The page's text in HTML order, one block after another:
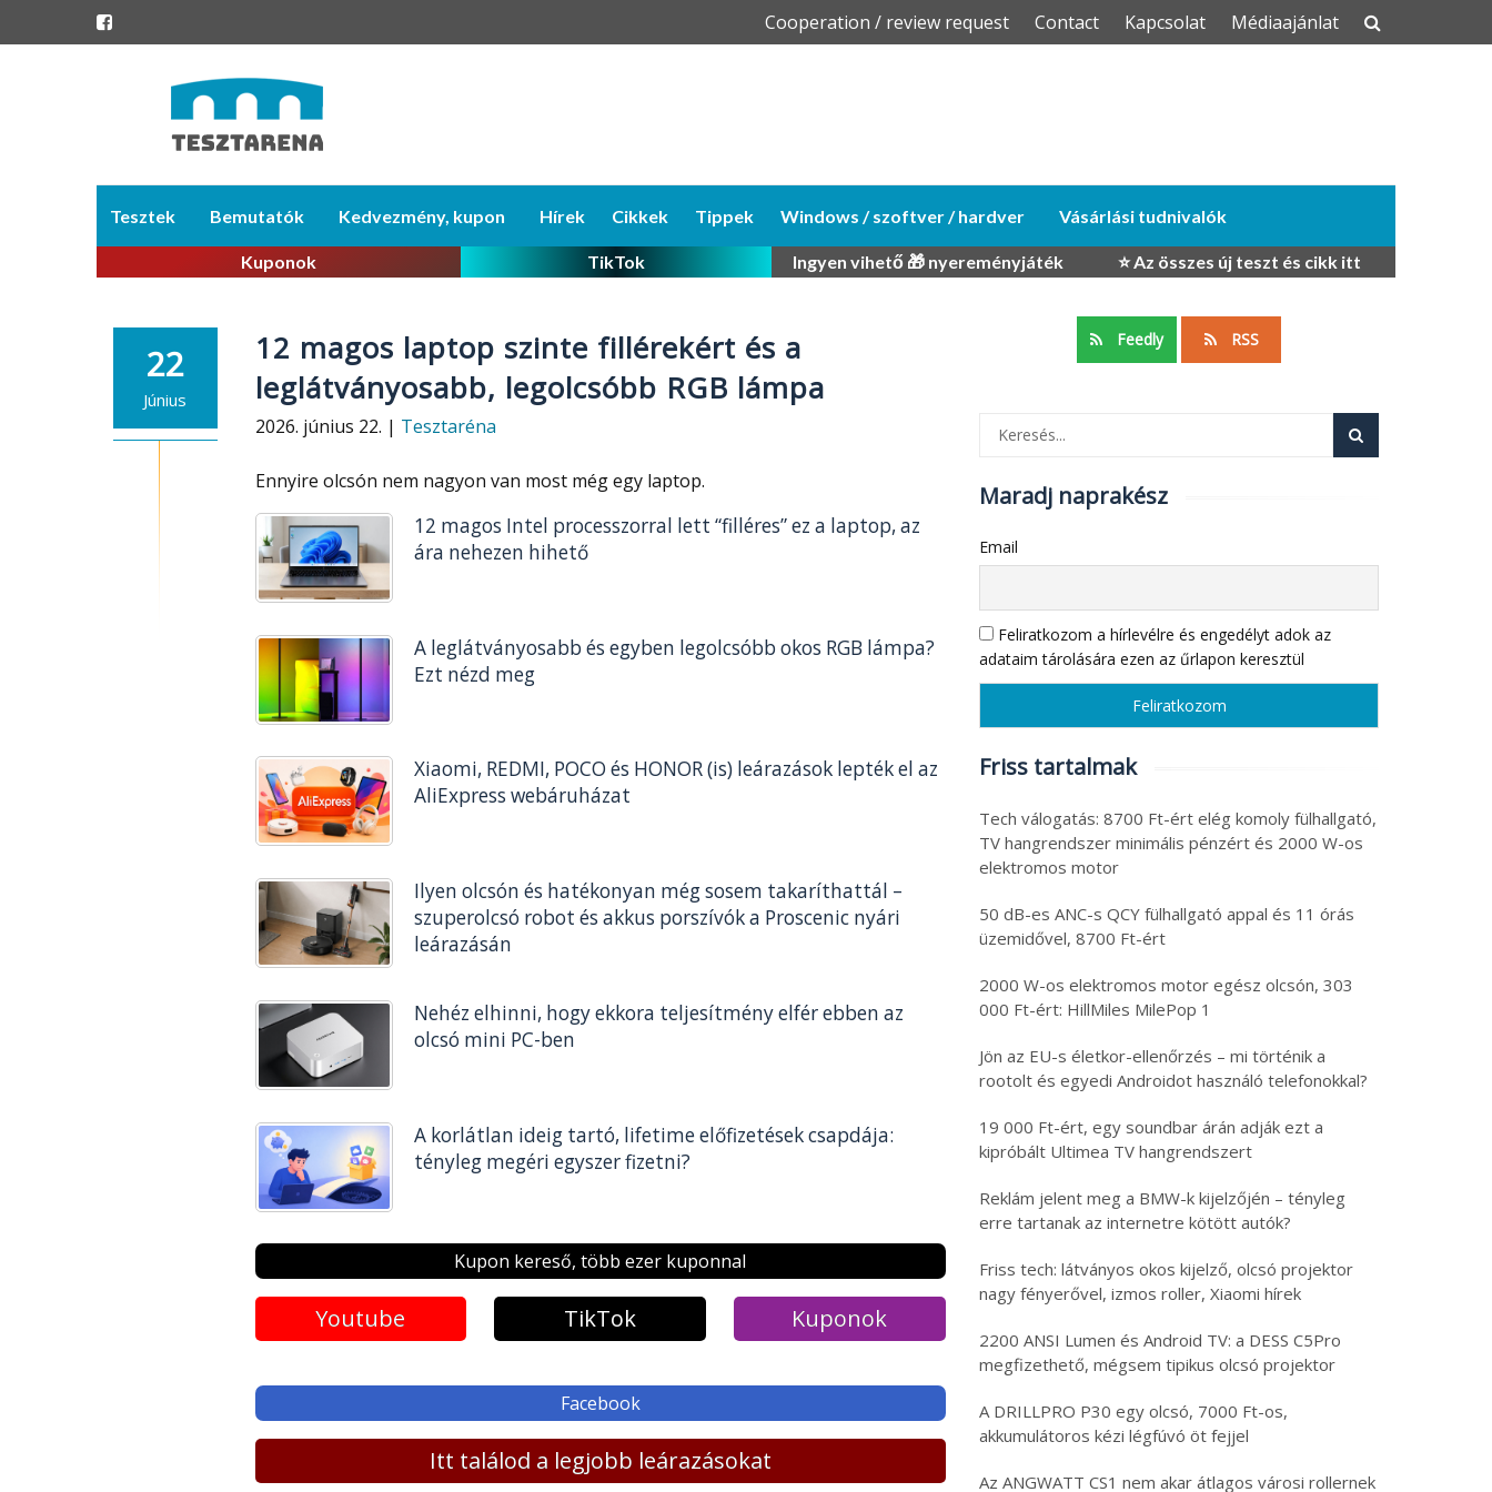
Skip
Cooperation / review request Contact Kapcsolat Médiaajánlat
content
Tesztek Bemutatók Kedvezmény, kupon Hírek Cikkek Tippek Windows / szoftver / hardver Vásárlási tudnivalók
Kuponok TikTok Ingyen vihető 🎁 nyereményjáték ⭐ Az összes új teszt és cikk itt
22
Június
12 magos laptop szinte fillérekért és a
leglátványosabb, legolcsóbb RGB lámpa
2026. június 22. | Tesztaréna
Ennyire olcsón nem nagyon van most még egy laptop.
12 magos Intel processzorral lett “filléres” ez a laptop, az
ára nehezen hihető
A leglátványosabb és egyben legolcsóbb okos RGB lámpa?
Ezt nézd meg
Xiaomi, REDMI, POCO és HONOR (is) leárazások lepték el az
AliExpress webáruházat
Ilyen olcsón és hatékonyan még sosem takaríthattál –
szuperolcsó robot és akkus porszívók a Proscenic nyári
leárazásán
Nehéz elhinni, hogy ekkora teljesítmény elfér ebben az
olcsó mini PC-ben
A korlátlan ideig tartó, lifetime előfizetések csapdája:
tényleg megéri egyszer fizetni?
Kupon kereső, több ezer kuponnal
Youtube TikTok Kuponok
Facebook
Itt találod a legjobb leárazásokat
Feedly RSS
Maradj naprakész
Email
Feliratkozom a hírlevélre és engedélyt adok az
adataim tárolására ezen az űrlapon keresztül
Friss tartalmak
Tech válogatás: 8700 Ft-ért elég komoly fülhallgató,
TV hangrendszer minimális pénzért és 2000 W-os
elektromos motor
50 dB-es ANC-s QCY fülhallgató appal és 11 órás
üzemidővel, 8700 Ft-ért
2000 W-os elektromos motor egész olcsón, 303
000 Ft-ért: HillMiles MilePop 1
Jön az EU-s életkor-ellenőrzés – mi történik a
rootolt és egyedi Androidot használó telefonokkal?
19 000 Ft-ért, egy soundbar árán adják ezt a
kipróbált Ultimea TV hangrendszert
Reklám jelent meg a BMW-k kijelzőjén – tényleg
erre tartanak az internetre kötött autók?
Friss tech: látványos okos kijelző, olcsó projektor
nagy fényerővel, izmos roller, Xiaomi hírek
2200 ANSI Lumen és Android TV: a DESS C5Pro
megfizethető, mégsem tipikus olcsó projektor
A DRILLPRO P30 egy olcsó, 7000 Ft-os,
akkumulátoros kézi légfúvó öt fejjel
Az ANGWATT CS1 nem akar átlagos városi rollernek